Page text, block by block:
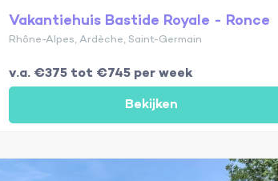
Vakantiehuis Bastide Royale - Ronce
Rhône-Alpes, Ardèche, Saint-Germain
v.a. €375 tot €745 per week
Bekijken